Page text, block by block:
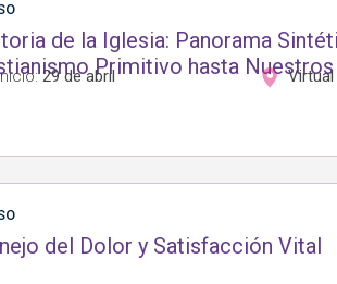
de la Iglesia: Panorama
Primitivo hasta Nuestros
29 de abril
del Dolor y Satisfacción Vital